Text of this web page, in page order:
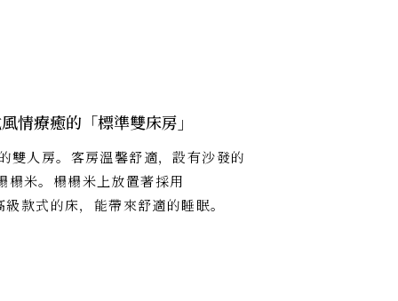
情療癒的「標準雙床房」
雙人房。客房溫馨舒適，設有沙發的
榻米。榻榻米上放置著採用
款式的床，能帶來舒適的睡眠。